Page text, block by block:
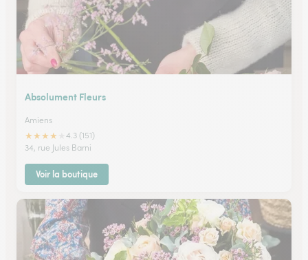
Absolument Fleurs
Amiens
★★★★
4.3 (151)
34, rue Jules Barni
Voir la boutique